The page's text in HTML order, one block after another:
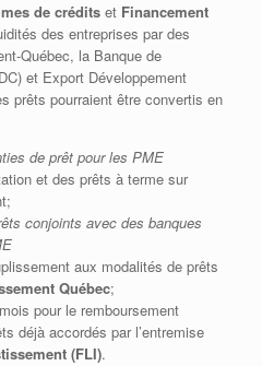
de crédits et Financement
des entreprises par des
Québec, la Banque de
et Export Développement
prêts pourraient être convertis en
de prêt pour les PME
et des prêts à terme sur
conjoints avec des banques
aux modalités de prêts
Québec;
pour le remboursement
déjà accordés par l’entremise
(FLI).